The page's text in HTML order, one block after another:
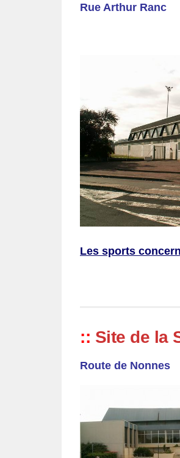
Rue Arthur Ranc
Les sports
:: Site de la
Route de Nonnes